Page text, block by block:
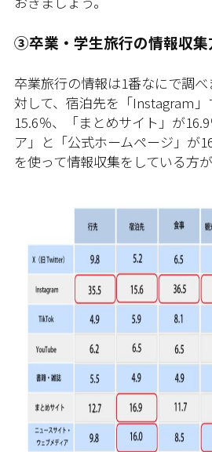
③卒業・学生旅行の情報収集
卒業旅行の情報は1番なにで調
対して、宿泊先を「Instagram
15.6％、「まとめサイト」が
ア」と「公式ホームページ」が
を使って情報収集をしている方